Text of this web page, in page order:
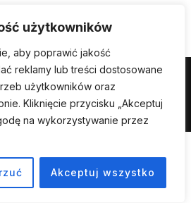
użytkowników
aby poprawić jakość
reklamy lub treści dostosowane
użytkowników oraz
Kliknięcie przycisku „Akceptuj
na wykorzystywanie przez
Akceptuj wszystko
by WordPress
Theme byWPZOOM